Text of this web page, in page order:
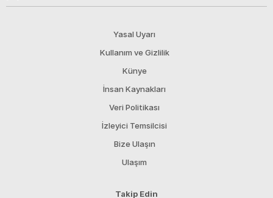
Yasal Uyarı
Kullanım ve Gizlilik
Künye
İnsan Kaynakları
Veri Politikası
İzleyici Temsilcisi
Bize Ulaşın
Ulaşım
Takip Edin